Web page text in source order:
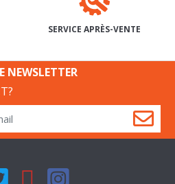
SERVICE APRÈS-VENTE
NEWSLETTER